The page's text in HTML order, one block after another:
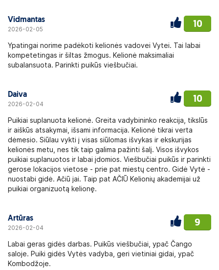
Vidmantas
2026-02-05 10
Ypatingai norime padėkoti kelionės vadovei Vytei. Tai labai
kompetetingas ir šiltas žmogus. Kelionė maksimaliai
subalansuota. Parinkti puikūs viešbučiai.
Daiva
2026-02-04 10
Puikiai suplanuota kelionė. Greita vadybininko reakcija, tikslūs
ir aiškūs atsakymai, išsami informacija. Kelionė tikrai verta
dėmesio. Siūlau vykti į visas siūlomas išvykas ir ekskurijas
kelionės metu, nes tik taip galima pažinti šalį. Visos išvykos
puikiai suplanuotos ir labai įdomios. Viešbučiai puikūs ir parinkti
gerose lokacijos vietose - prie pat miestų centro. Gidė Vytė -
nuostabi gidė. Ačiū jai. Taip pat AČIŪ Kelionių akademijai už
puikiai organizuotą kelionę.
Artūras
2026-02-04 9
Labai geras gidės darbas. Puikūs viešbučiai, ypač Čango
saloje. Puiki gidės Vytės vadyba, geri vietiniai gidai, ypač
Kombodžoje.